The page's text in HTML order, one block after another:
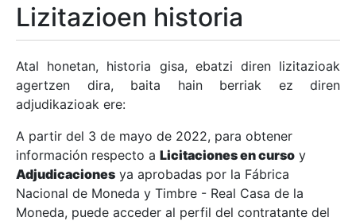
Erakutsi/Ezkutatu
Erakutsi/Ezkutatu
Erakutsi/Ezkutatu
Erakutsi/Ezkutatu
Lizitazioen historia
Atal honetan, historia gisa, ebatzi diren lizitazioak
agertzen dira, baita hain berriak ez diren
adjudikazioak ere:
A partir del 3 de mayo de 2022, para obtener
información respecto a Licitaciones en curso y
Adjudicaciones ya aprobadas por la Fábrica
Nacional de Moneda y Timbre - Real Casa de la
Moneda, puede acceder al perfil del contratante del